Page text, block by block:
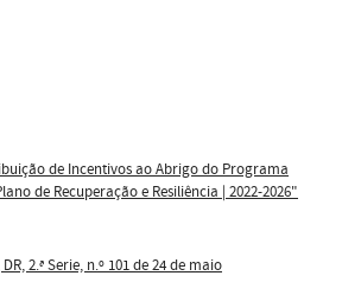
de Incentivos ao Abrigo do Programa
de Recuperação e Resiliência | 2022-2026"
2.ª Serie, n.º 101 de 24 de maio